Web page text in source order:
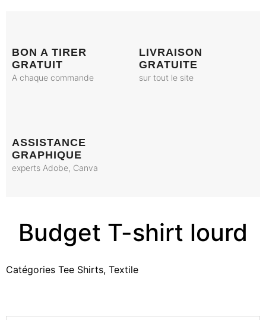
BON A TIRER
GRATUIT
A chaque commande
LIVRAISON
GRATUITE
sur tout le site
ASSISTANCE
GRAPHIQUE
experts Adobe, Canva
Budget T-shirt lourd
Catégories Tee Shirts, Textile